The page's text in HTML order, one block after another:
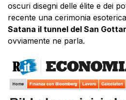
oscuri disegni delle élite e dei
recente una cerimonia esoterica
Satana il tunnel del San
ovviamente ne parla.